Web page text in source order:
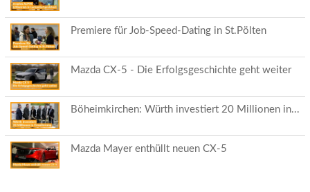
Premiere für Job-Speed-Dating in St.Pölten
Mazda CX-5 - Die Erfolgsgeschichte geht weiter
Böheimkirchen: Würth investiert 20 Millionen in...
Mazda Mayer enthüllt neuen CX-5